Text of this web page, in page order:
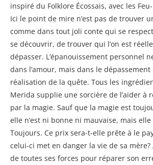
inspiré du Folklore Écossais, avec les
Ici le point de mire n’est pas de trouver
comme dans tout joli conte qui se
se découvrir, de trouver qui l’on est
dépasser. L’épanouissement personnel
dans l’amour, mais dans le
réalisation de la quête. Tous les
Merida supplie une sorcière de l’aider à
par la magie. Sauf que la magie est
elle n’est ni bonne ni mauvaise, mais
Toujours. Ce prix sera-t-elle prête à le
celui-ci met en danger la vie de sa
de toutes ses forces pour réparer son